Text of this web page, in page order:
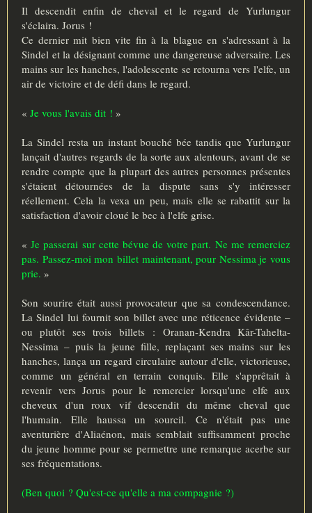
Il descendit enfin de cheval et le regard de Yurlungur
s'éclaira. Jorus !
Ce dernier mit bien vite fin à la blague en s'adressant à la
Sindel et la désignant comme une dangereuse adversaire. Les
mains sur les hanches, l'adolescente se retourna vers l'elfe, un
air de victoire et de défi dans le regard.
« Je vous l'avais dit ! »
La Sindel resta un instant bouché bée tandis que Yurlungur
lançait d'autres regards de la sorte aux alentours, avant de se
rendre compte que la plupart des autres personnes présentes
s'étaient détournées de la dispute sans s'y intéresser
réellement. Cela la vexa un peu, mais elle se rabattit sur la
satisfaction d'avoir cloué le bec à l'elfe grise.
«Je passerai sur cette bévue de votre part. Ne me remerciez
pas. Passez-moi mon billet maintenant, pour Nessima je vous
prie. »
Son sourire était aussi provocateur que sa condescendance.
La Sindel lui fournit son billet avec une réticence évidente –
ou plutôt ses trois billets : Oranan-Kendra Kâr-Tahelta-
Nessima – puis la jeune fille, replaçant ses mains sur les
hanches, lança un regard circulaire autour d'elle, victorieuse,
comme un général en terrain conquis. Elle s'apprêtait à
revenir vers Jorus pour le remercier lorsqu'une elfe aux
cheveux d'un roux vif descendit du même cheval que
l'humain. Elle haussa un sourcil. Ce n'était pas une
aventurière d'Aliaénon, mais semblait suffisamment proche
du jeune homme pour se permettre une remarque acerbe sur
ses fréquentations.
(Ben quoi ? Qu'est-ce qu'elle a ma compagnie ?)